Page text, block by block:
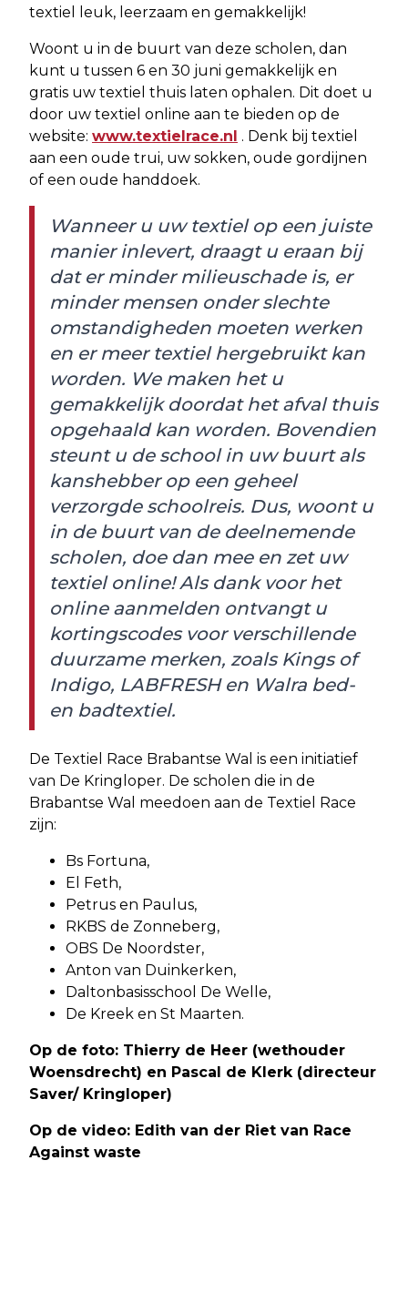
textiel leuk, leerzaam en gemakkelijk!
Woont u in de buurt van deze scholen, dan
kunt u tussen 6 en 30 juni gemakkelijk en
gratis uw textiel thuis laten ophalen. Dit doet u
door uw textiel online aan te bieden op de
website: www.textielrace.nl . Denk bij textiel
aan een oude trui, uw sokken, oude gordijnen
of een oude handdoek.
Wanneer u uw textiel op een juiste
manier inlevert, draagt u eraan bij
dat er minder milieuschade is, er
minder mensen onder slechte
omstandigheden moeten werken
en er meer textiel hergebruikt kan
worden. We maken het u
gemakkelijk doordat het afval thuis
opgehaald kan worden. Bovendien
steunt u de school in uw buurt als
kanshebber op een geheel
verzorgde schoolreis. Dus, woont u
in de buurt van de deelnemende
scholen, doe dan mee en zet uw
textiel online! Als dank voor het
online aanmelden ontvangt u
kortingscodes voor verschillende
duurzame merken, zoals Kings of
Indigo, LABFRESH en Walra bed-
en badtextiel.
De Textiel Race Brabantse Wal is een initiatief
van De Kringloper. De scholen die in de
Brabantse Wal meedoen aan de Textiel Race
zijn:
Bs Fortuna,
El Feth,
Petrus en Paulus,
RKBS de Zonneberg,
OBS De Noordster,
Anton van Duinkerken,
Daltonbasisschool De Welle,
De Kreek en St Maarten.
Op de foto: Thierry de Heer (wethouder
Woensdrecht) en Pascal de Klerk (directeur
Saver/ Kringloper)
Op de video: Edith van der Riet van Race
Against waste